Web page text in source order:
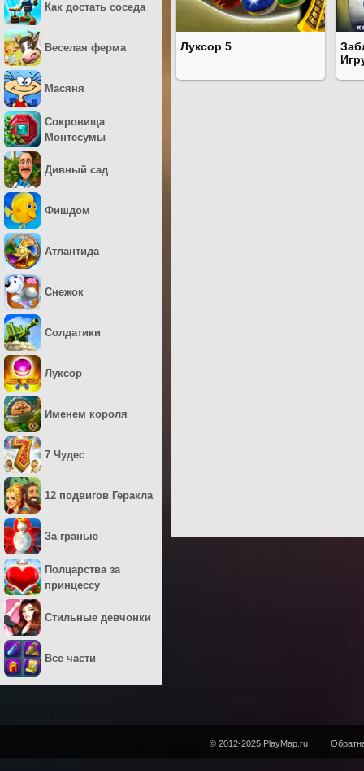
Луксор 5
Как достать соседа
Веселая ферма
Масяня
Сокровища
Монтесумы
Дивный сад
Фишдом
Атлантида
Снежок
Солдатики
Луксор
Именем короля
7 Чудес
12 подвигов Геракла
За гранью
Полцарства за
принцессу
Стильные девчонки
Все части
© 2012-2025 PlayMap.ru